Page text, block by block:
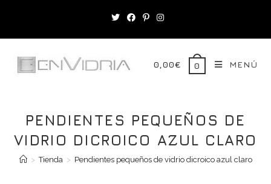
contenido
0,00€ 0 MENÚ
PENDIENTES PEQUEÑOS DE
VIDRIO DICROICO AZUL CLARO
> Tienda > Pendientes pequeños de vidrio dicroico azul claro